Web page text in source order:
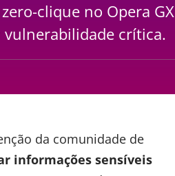
clique no Opera
vulnerabilidade crítica.
da comunidade de
informações sensíveis